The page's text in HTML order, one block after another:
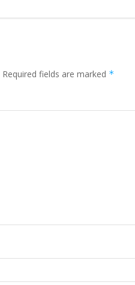
Required fields are marked *